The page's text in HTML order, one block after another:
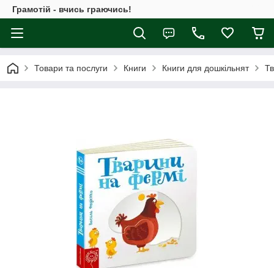
Грамотій - вчись граючись!
Товари та послуги Книги Книги для дошкільнят